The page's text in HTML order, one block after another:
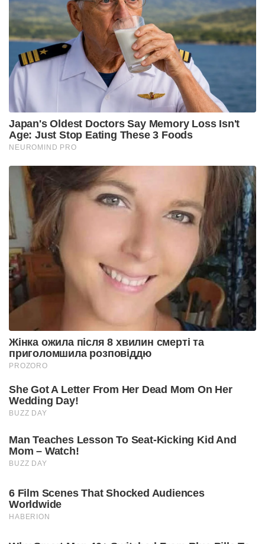
Japan's Oldest Doctors Say Memory Loss Isn't
Age: Just Stop Eating These 3 Foods
NEUROMIND PRO
Жінка ожила після 8 хвилин смерті та
приголомшила розповіддю
PROZORO
She Got A Letter From Her Dead Mom On Her
Wedding Day!
BUZZ DAY
Man Teaches Lesson To Seat-Kicking Kid And
Mom – Watch!
BUZZ DAY
6 Film Scenes That Shocked Audiences
Worldwide
HABERION